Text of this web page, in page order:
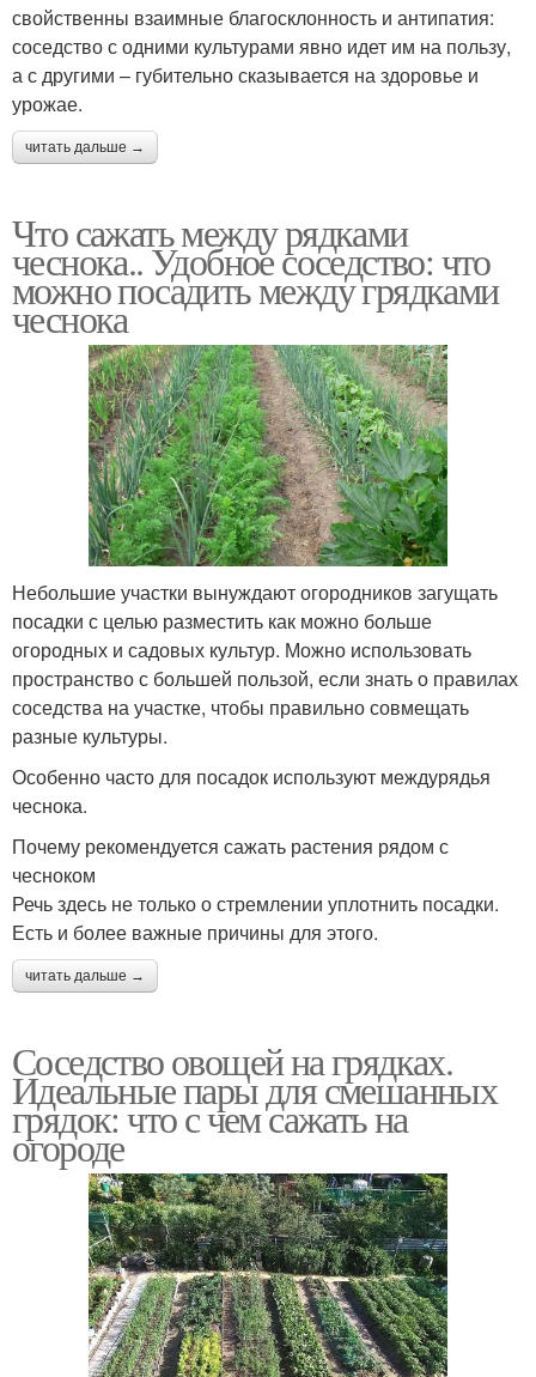
свойственны взаимные благосклонность и антипатия:
соседство с одними культурами явно идет им на пользу,
а с другими – губительно сказывается на здоровье и
урожае.
читать дальше →
Что сажать между рядками
чеснока.. Удобное соседство: что
можно посадить между грядками
чеснока
Небольшие участки вынуждают огородников загущать
посадки с целью разместить как можно больше
огородных и садовых культур. Можно использовать
пространство с большей пользой, если знать о правилах
соседства на участке, чтобы правильно совмещать
разные культуры.
Особенно часто для посадок используют междурядья
чеснока.
Почему рекомендуется сажать растения рядом с
чесноком
Речь здесь не только о стремлении уплотнить посадки.
Есть и более важные причины для этого.
читать дальше →
Соседство овощей на грядках.
Идеальные пары для смешанных
грядок: что с чем сажать на
огороде